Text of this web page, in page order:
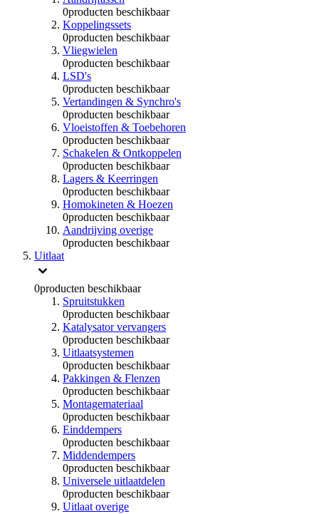
0producten beschikbaar
Koppelingssets
0producten beschikbaar
Vliegwielen
0producten beschikbaar
LSD's
0producten beschikbaar
Vertandingen & Synchro's
0producten beschikbaar
Vloeistoffen & Toebehoren
0producten beschikbaar
Schakelen & Ontkoppelen
0producten beschikbaar
Lagers & Keerringen
0producten beschikbaar
Homokineten & Hoezen
0producten beschikbaar
Aandrijving overige
0producten beschikbaar
Uitlaat
0producten beschikbaar
Spruitstukken
0producten beschikbaar
Katalysator vervangers
0producten beschikbaar
Uitlaatsystemen
0producten beschikbaar
Pakkingen & Flenzen
0producten beschikbaar
Montagemateriaal
0producten beschikbaar
Einddempers
0producten beschikbaar
Middendempers
0producten beschikbaar
Universele uitlaatdelen
0producten beschikbaar
Uitlaat overige